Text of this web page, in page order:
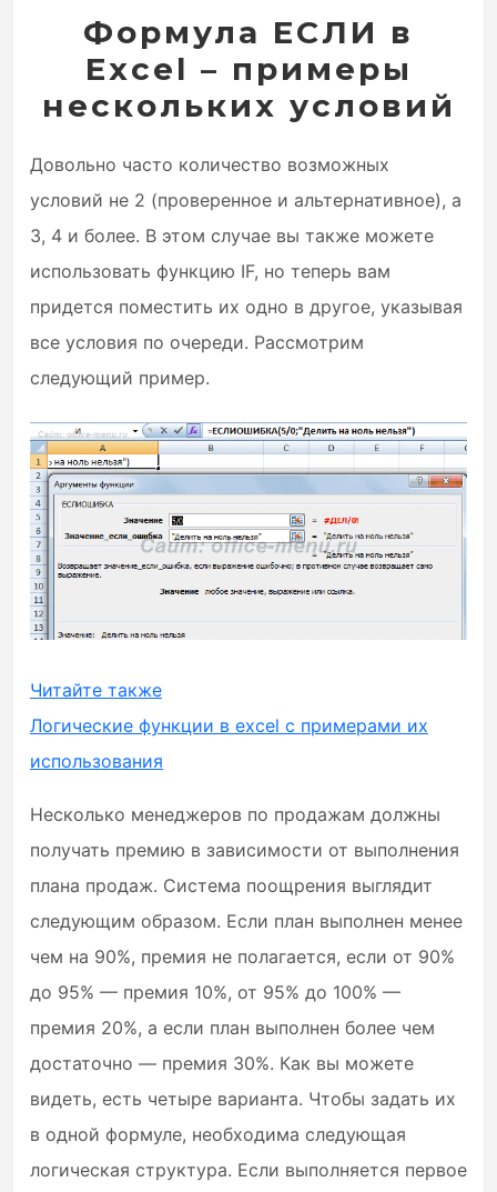
Формула ЕСЛИ в
Excel – примеры
нескольких условий
Довольно часто количество возможных
условий не 2 (проверенное и альтернативное), а
3, 4 и более. В этом случае вы также можете
использовать функцию IF, но теперь вам
придется поместить их одно в другое, указывая
все условия по очереди. Рассмотрим
следующий пример.
Читайте также
Логические функции в excel с примерами их
использования
Несколько менеджеров по продажам должны
получать премию в зависимости от выполнения
плана продаж. Система поощрения выглядит
следующим образом. Если план выполнен менее
чем на 90%, премия не полагается, если от 90%
до 95% — премия 10%, от 95% до 100% —
премия 20%, а если план выполнен более чем
достаточно — премия 30%. Как вы можете
видеть, есть четыре варианта. Чтобы задать их
в одной формуле, необходима следующая
логическая структура. Если выполняется первое